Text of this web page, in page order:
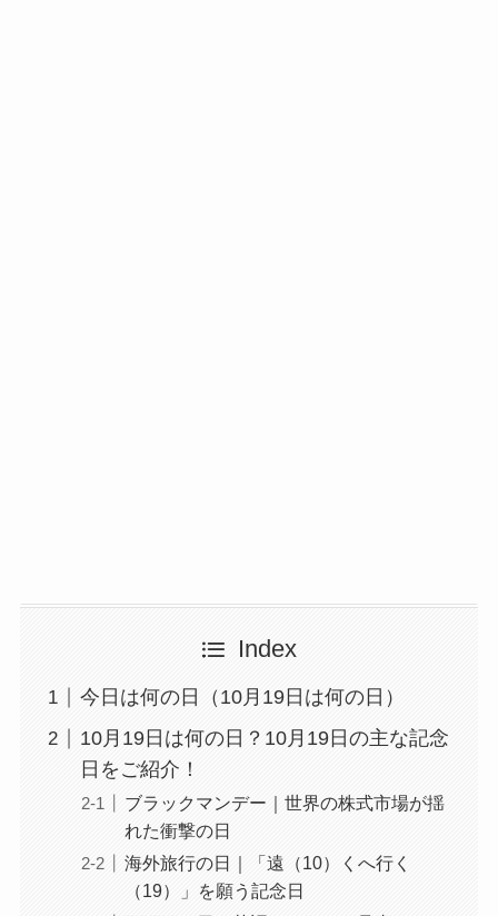
Index
今日は何の日（10月19日は何の日）
10月19日は何の日？10月19日の主な記念
日をご紹介！
ブラックマンデー｜世界の株式市場が揺
れた衝撃の日
海外旅行の日｜「遠（10）くへ行く
（19）」を願う記念日